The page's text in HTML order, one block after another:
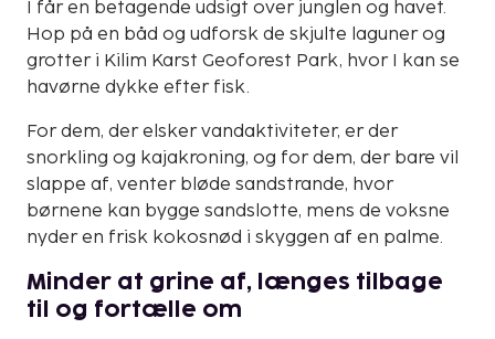
I får en betagende udsigt over junglen og havet.
Hop på en båd og udforsk de skjulte laguner og
grotter i Kilim Karst Geoforest Park, hvor I kan se
havørne dykke efter fisk.
For dem, der elsker vandaktiviteter, er der
snorkling og kajakroning, og for dem, der bare vil
slappe af, venter bløde sandstrande, hvor
børnene kan bygge sandslotte, mens de voksne
nyder en frisk kokosnød i skyggen af en palme.
Minder at grine af, længes tilbage
til og fortælle om